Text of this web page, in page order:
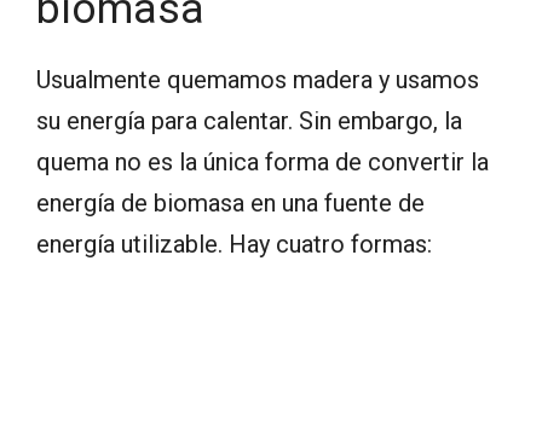
Usualmente quemamos madera y usamos
su energía para calentar. Sin embargo, la
quema no es la única forma de convertir la
energía de biomasa en una fuente de
energía utilizable. Hay cuatro formas: